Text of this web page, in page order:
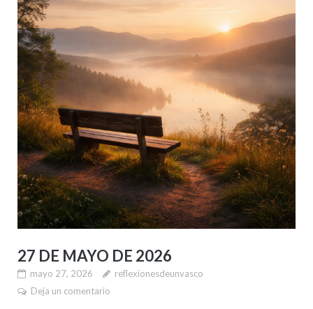
27 DE MAYO DE 2026
mayo 27, 2026
reflexionesdeunvasco
Deja un comentario